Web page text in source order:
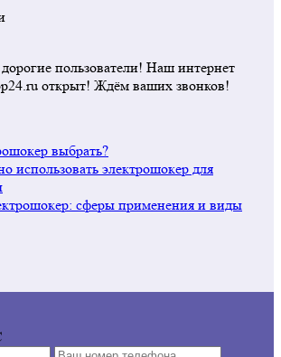
пользователи! Наш интернет
открыт! Ждём ваших звонков!
выбрать?
использовать электрошокер для
сферы применения и виды